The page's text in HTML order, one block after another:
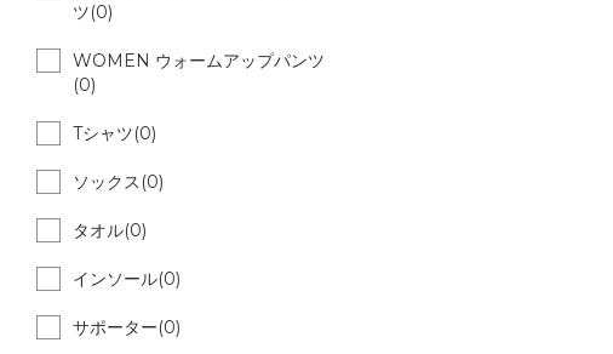
ツ(0)
WOMEN ウォームアップパンツ
(0)
Tシャツ(0)
ソックス(0)
タオル(0)
インソール(0)
サポーター(0)